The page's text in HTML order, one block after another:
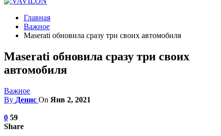
Главная
Важное
Maserati обновила сразу три своих автомобиля
Maserati обновила сразу три своих
автомобиля
Важное
By Денис On Янв 2, 2021
0 59
Share